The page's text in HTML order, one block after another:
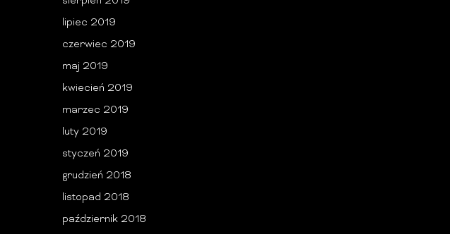
lipiec 2019
czerwiec 2019
maj 2019
kwiecień 2019
marzec 2019
luty 2019
styczeń 2019
grudzień 2018
listopad 2018
październik 2018